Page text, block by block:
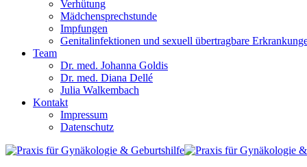
Verhütung
Mädchensprechstunde
Impfungen
Genitalinfektionen und sexuell übertragbare
Team
Dr. med. Johanna Goldis
Dr. med. Diana Dellé
Julia Walkembach
Kontakt
Impressum
Datenschutz